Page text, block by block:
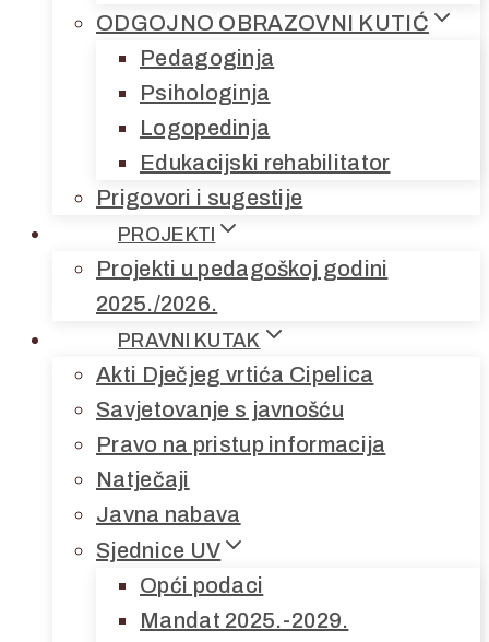
ODGOJNO OBRAZOVNI KUTIĆ
Pedagoginja
Psihologinja
Logopedinja
Edukacijski rehabilitator
Prigovori i sugestije
PROJEKTI
Projekti u pedagoškoj godini
2025./2026.
PRAVNI KUTAK
Akti Dječjeg vrtića Cipelica
Savjetovanje s javnošću
Pravo na pristup informacija
Natječaji
Javna nabava
Sjednice UV
Opći podaci
Mandat 2025.-2029.